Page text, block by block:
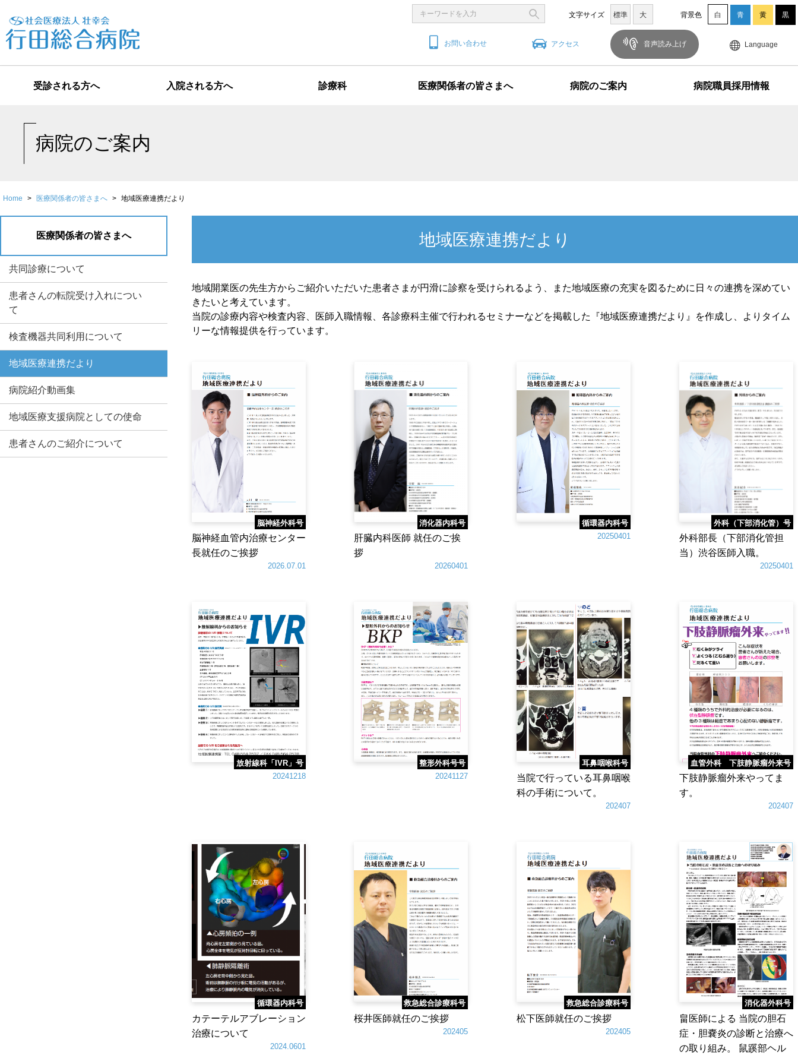
文字サイズ 標準 大 背景色 白 青 黄 黒
お問い合わせ アクセス 音声読み上げ Language
受診される方へ 入院される方へ 診療科 医療関係者の皆さまへ 病院のご案内 病院職員採用情報
病院のご案内
Home > 医療関係者の皆さまへ > 地域医療連携だより
医療関係者の皆さまへ
共同診療について
患者さんの転院受け入れについ
て
検査機器共同利用について
地域医療連携だより
病院紹介動画集
地域医療支援病院としての使命
患者さんのご紹介について
地域医療連携だより
地域開業医の先生方からご紹介いただいた患者さまが円滑に診察を受けられるよう、また地域医療の充実を図るために日々の連携を深めてい
きたいと考えています。
当院の診療内容や検査内容、医師入職情報、各診療科主催で行われるセミナーなどを掲載した『地域医療連携だより』を作成し、よりタイム
リーな情報提供を行っています。
脳神経外科号
脳神経血管内治療センター
長就任のご挨拶
2026.07.01
消化器内科号
肝臓内科医師 就任のご挨
拶
20260401
循環器内科号
20250401
外科（下部消化管）号
外科部長（下部消化管担
当）渋谷医師入職。
20250401
放射線科「IVR」号
20241218
整形外科号号
20241127
耳鼻咽喉科号
当院で行っている耳鼻咽喉
科の手術について。
202407
血管外科 下肢静脈瘤外来号
下肢静脈瘤外来やってま
す。
202407
循環器内科号
カテーテルアブレーション
治療について
2024.0601
救急総合診療科号
桜井医師就任のご挨拶
202405
救急総合診療科号
松下医師就任のご挨拶
202405
消化器外科号
畠医師による 当院の胆石
症・胆嚢炎の診断と治療へ
の取り組み。 鼠蹊部ヘル